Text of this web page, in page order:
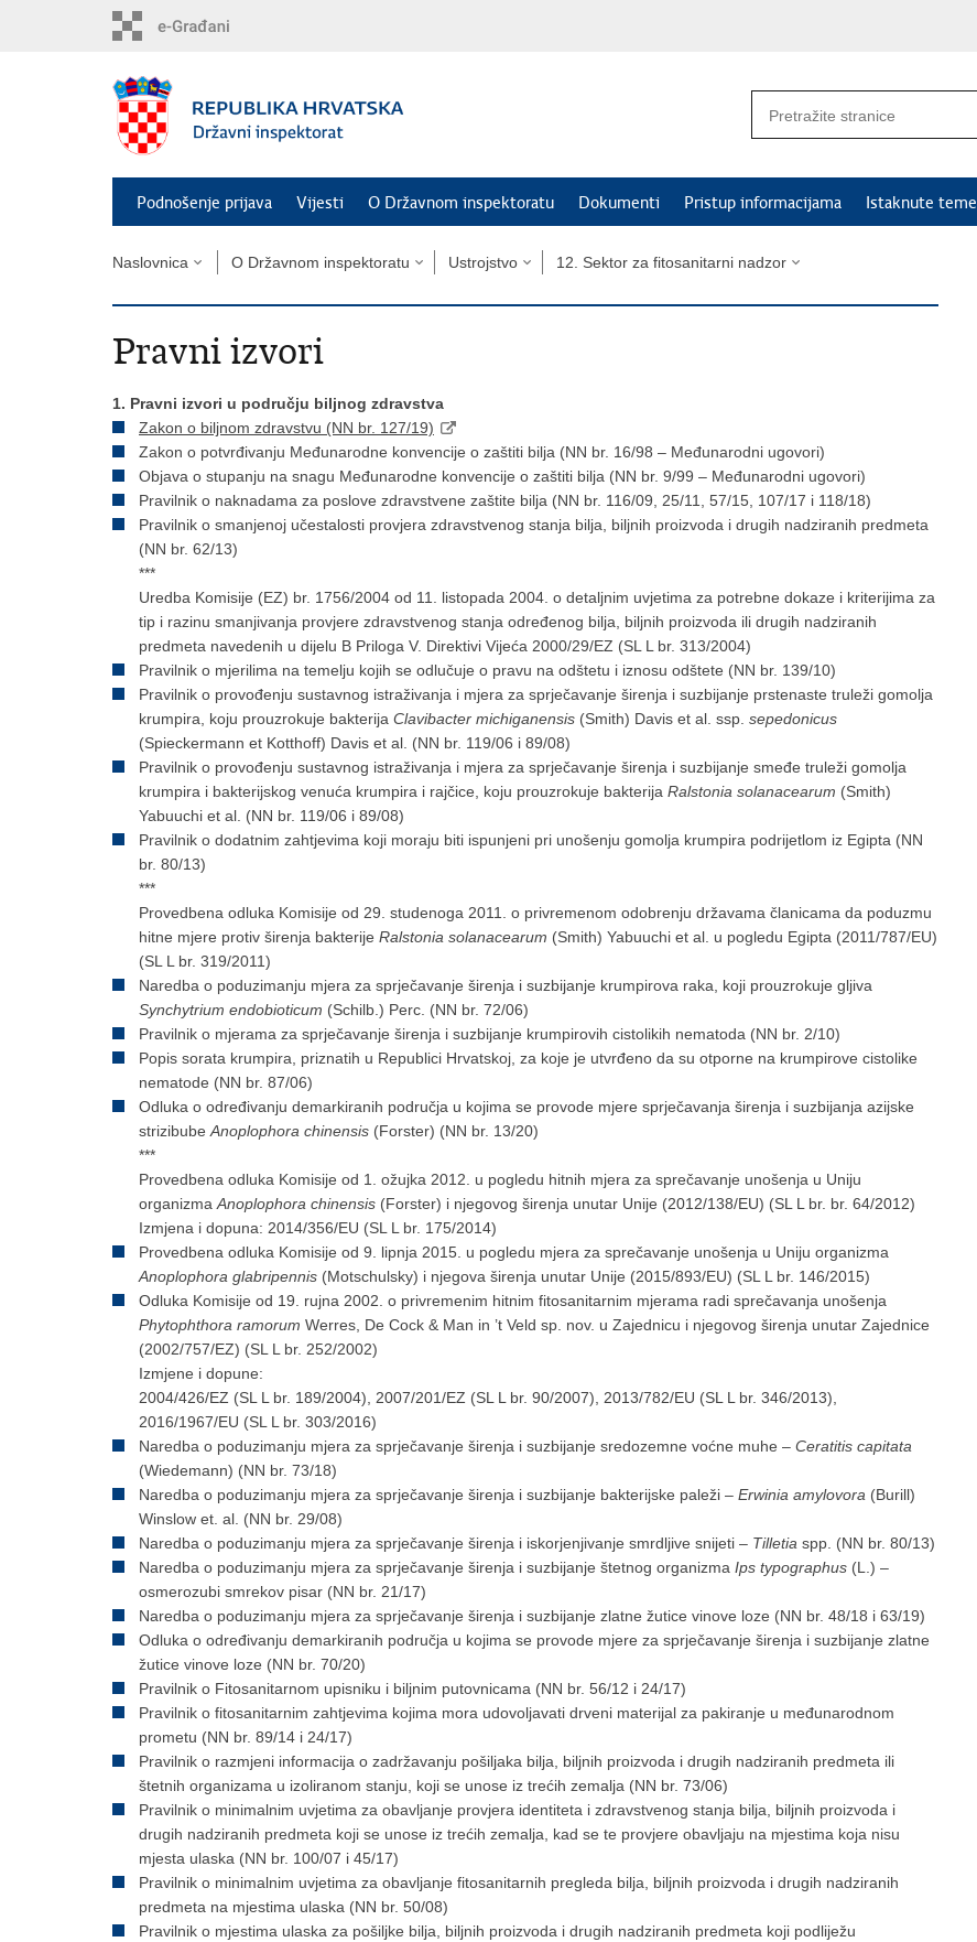
Podnošenje prijava Vijesti O Državnom inspektoratu Dokumenti Pristup informacijama Istaknute teme
Naslovnica O Državnom inspektoratu Ustrojstvo 12. Sektor za fitosanitarni nadzor
Pravni izvori
1. Pravni izvori u području biljnog zdravstva
Zakon o biljnom zdravstvu (NN br. 127/19)
Zakon o potvrđivanju Međunarodne konvencije o zaštiti bilja (NN br. 16/98 – Međunarodni ugovori)
Objava o stupanju na snagu Međunarodne konvencije o zaštiti bilja (NN br. 9/99 – Međunarodni ugovori)
Pravilnik o naknadama za poslove zdravstvene zaštite bilja (NN br. 116/09, 25/11, 57/15, 107/17 i 118/18)
Pravilnik o smanjenoj učestalosti provjera zdravstvenog stanja bilja, biljnih proizvoda i drugih nadziranih predmeta
(NN br. 62/13)
***
Uredba Komisije (EZ) br. 1756/2004 od 11. listopada 2004. o detaljnim uvjetima za potrebne dokaze i kriterijima za
tip i razinu smanjivanja provjere zdravstvenog stanja određenog bilja, biljnih proizvoda ili drugih nadziranih
predmeta navedenih u dijelu B Priloga V. Direktivi Vijeća 2000/29/EZ (SL L br. 313/2004)
Pravilnik o mjerilima na temelju kojih se odlučuje o pravu na odštetu i iznosu odštete (NN br. 139/10)
Pravilnik o provođenju sustavnog istraživanja i mjera za sprječavanje širenja i suzbijanje prstenaste truleži gomolja
krumpira, koju prouzrokuje bakterija Clavibacter michiganensis (Smith) Davis et al. ssp. sepedonicus
(Spieckermann et Kotthoff) Davis et al. (NN br. 119/06 i 89/08)
Pravilnik o provođenju sustavnog istraživanja i mjera za sprječavanje širenja i suzbijanje smeđe truleži gomolja
krumpira i bakterijskog venuća krumpira i rajčice, koju prouzrokuje bakterija Ralstonia solanacearum (Smith)
Yabuuchi et al. (NN br. 119/06 i 89/08)
Pravilnik o dodatnim zahtjevima koji moraju biti ispunjeni pri unošenju gomolja krumpira podrijetlom iz Egipta (NN
br. 80/13)
***
Provedbena odluka Komisije od 29. studenoga 2011. o privremenom odobrenju državama članicama da poduzmu
hitne mjere protiv širenja bakterije Ralstonia solanacearum (Smith) Yabuuchi et al. u pogledu Egipta (2011/787/EU)
(SL L br. 319/2011)
Naredba o poduzimanju mjera za sprječavanje širenja i suzbijanje krumpirova raka, koji prouzrokuje gljiva
Synchytrium endobioticum (Schilb.) Perc. (NN br. 72/06)
Pravilnik o mjerama za sprječavanje širenja i suzbijanje krumpirovih cistolikih nematoda (NN br. 2/10)
Popis sorata krumpira, priznatih u Republici Hrvatskoj, za koje je utvrđeno da su otporne na krumpirove cistolike
nematode (NN br. 87/06)
Odluka o određivanju demarkiranih područja u kojima se provode mjere sprječavanja širenja i suzbijanja azijske
strizibube Anoplophora chinensis (Forster) (NN br. 13/20)
***
Provedbena odluka Komisije od 1. ožujka 2012. u pogledu hitnih mjera za sprečavanje unošenja u Uniju
organizma Anoplophora chinensis (Forster) i njegovog širenja unutar Unije (2012/138/EU) (SL L br. br. 64/2012)
Izmjena i dopuna: 2014/356/EU (SL L br. 175/2014)
Provedbena odluka Komisije od 9. lipnja 2015. u pogledu mjera za sprečavanje unošenja u Uniju organizma
Anoplophora glabripennis (Motschulsky) i njegova širenja unutar Unije (2015/893/EU) (SL L br. 146/2015)
Odluka Komisije od 19. rujna 2002. o privremenim hitnim fitosanitarnim mjerama radi sprečavanja unošenja
Phytophthora ramorum Werres, De Cock & Man in ’t Veld sp. nov. u Zajednicu i njegovog širenja unutar Zajednice
(2002/757/EZ) (SL L br. 252/2002)
Izmjene i dopune:
2004/426/EZ (SL L br. 189/2004), 2007/201/EZ (SL L br. 90/2007), 2013/782/EU (SL L br. 346/2013),
2016/1967/EU (SL L br. 303/2016)
Naredba o poduzimanju mjera za sprječavanje širenja i suzbijanje sredozemne voćne muhe – Ceratitis capitata
(Wiedemann) (NN br. 73/18)
Naredba o poduzimanju mjera za sprječavanje širenja i suzbijanje bakterijske paleži – Erwinia amylovora (Burill)
Winslow et. al. (NN br. 29/08)
Naredba o poduzimanju mjera za sprječavanje širenja i iskorjenjivanje smrdljive snijeti – Tilletia spp. (NN br. 80/13)
Naredba o poduzimanju mjera za sprječavanje širenja i suzbijanje štetnog organizma Ips typographus (L.) –
osmerozubi smrekov pisar (NN br. 21/17)
Naredba o poduzimanju mjera za sprječavanje širenja i suzbijanje zlatne žutice vinove loze (NN br. 48/18 i 63/19)
Odluka o određivanju demarkiranih područja u kojima se provode mjere za sprječavanje širenja i suzbijanje zlatne
žutice vinove loze (NN br. 70/20)
Pravilnik o Fitosanitarnom upisniku i biljnim putovnicama (NN br. 56/12 i 24/17)
Pravilnik o fitosanitarnim zahtjevima kojima mora udovoljavati drveni materijal za pakiranje u međunarodnom
prometu (NN br. 89/14 i 24/17)
Pravilnik o razmjeni informacija o zadržavanju pošiljaka bilja, biljnih proizvoda i drugih nadziranih predmeta ili
štetnih organizama u izoliranom stanju, koji se unose iz trećih zemalja (NN br. 73/06)
Pravilnik o minimalnim uvjetima za obavljanje provjera identiteta i zdravstvenog stanja bilja, biljnih proizvoda i
drugih nadziranih predmeta koji se unose iz trećih zemalja, kad se te provjere obavljaju na mjestima koja nisu
mjesta ulaska (NN br. 100/07 i 45/17)
Pravilnik o minimalnim uvjetima za obavljanje fitosanitarnih pregleda bilja, biljnih proizvoda i drugih nadziranih
predmeta na mjestima ulaska (NN br. 50/08)
Pravilnik o mjestima ulaska za pošiljke bilja, biljnih proizvoda i drugih nadziranih predmeta koji podliježu